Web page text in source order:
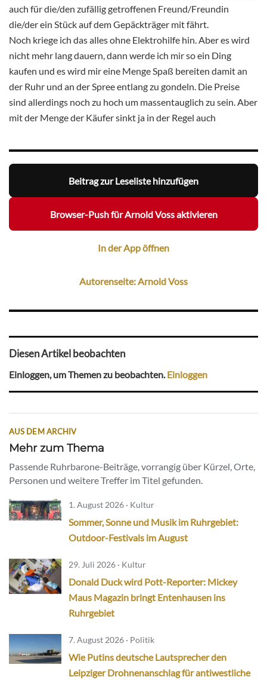
auch für die/den zufällig getroffenen Freund/Freundin
die/der ein Stück auf dem Gepäckträger mit fährt.
Noch kriege ich das alles ohne Elektrohilfe hin. Aber es wird
nicht mehr lang dauern, dann werde ich mir so ein Ding
kaufen und es wird mir eine Menge Spaß bereiten damit an
der Ruhr und an der Spree entlang zu gondeln. Die Preise
sind allerdings noch zu hoch um massentauglich zu sein. Aber
mit der Menge der Käufer sinkt ja in der Regel auch
Beitrag zur Leseliste hinzufügen
Browser-Push für Arnold Voss aktivieren
In der App öffnen
Autorenseite: Arnold Voss
Diesen Artikel beobachten
Einloggen, um Themen zu beobachten.Einloggen
AUS DEM ARCHIV
Mehr zum Thema
Passende Ruhrbarone-Beiträge, vorrangig über Kürzel, Orte,
Personen und weitere Treffer im Titel gefunden.
1. August 2026 · Kultur
Sommer, Sonne und Musik im Ruhrgebiet:
Outdoor-Festivals im August
29. Juli 2026 · Kultur
Donald Duck wird Pott-Reporter: Mickey
Maus Magazin bringt Entenhausen ins
Ruhrgebiet
7. August 2026 · Politik
Wie Putins deutsche Lautsprecher den
Leipziger Drohnenanschlag für antiwestliche